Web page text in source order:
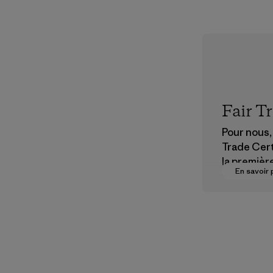
En savoir
Fair
Pour
Trade
la
vers des